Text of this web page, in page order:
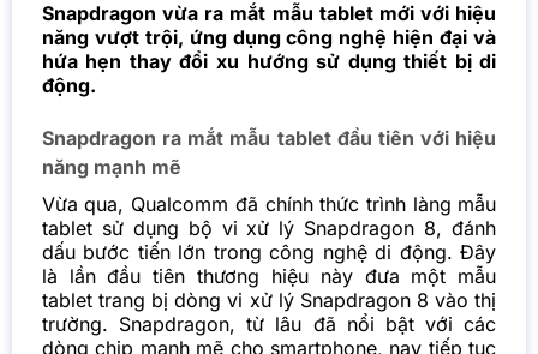
Snapdragon vừa ra mắt mẫu tablet mới với hiệu
năng vượt trội, ứng dụng công nghệ hiện đại và
hứa hẹn thay đổi xu hướng sử dụng thiết bị di
động.
Snapdragon ra mắt mẫu tablet đầu tiên với hiệu
năng mạnh mẽ
Vừa qua, Qualcomm đã chính thức trình làng mẫu
tablet sử dụng bộ vi xử lý Snapdragon 8, đánh
dấu bước tiến lớn trong công nghệ di động. Đây
là lần đầu tiên thương hiệu này đưa một mẫu
tablet trang bị dòng vi xử lý Snapdragon 8 vào thị
trường. Snapdragon, từ lâu đã nổi bật với các
dòng chip mạnh mẽ cho smartphone, nay tiếp tục